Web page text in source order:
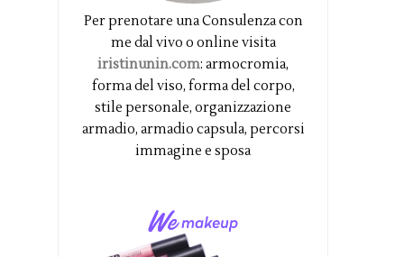
Per prenotare una Consulenza con
me dal vivo o online visita
iristinunin.com: armocromia,
forma del viso, forma del corpo,
stile personale, organizzazione
armadio, armadio capsula, percorsi
immagine e sposa